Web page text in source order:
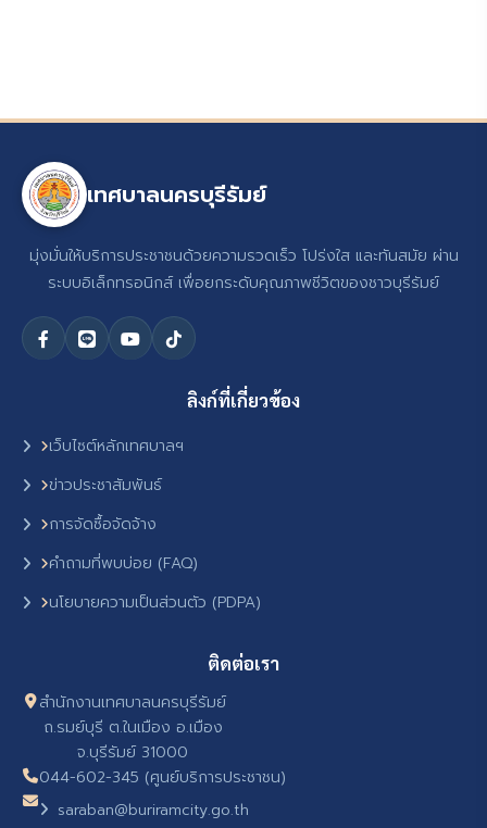
เทศบาลนครบุรีรัมย์
มุ่งมั่นให้บริการประชาชนด้วยความรวดเร็ว โปร่งใส และทันสมัย ผ่าน
ระบบอิเล็กทรอนิกส์ เพื่อยกระดับคุณภาพชีวิตของชาวบุรีรัมย์
ลิงก์ที่เกี่ยวข้อง
เว็บไซต์หลักเทศบาลฯ
ข่าวประชาสัมพันธ์
การจัดซื้อจัดจ้าง
คำถามที่พบบ่อย (FAQ)
นโยบายความเป็นส่วนตัว (PDPA)
ติดต่อเรา
สำนักงานเทศบาลนครบุรีรัมย์
ถ.รมย์บุรี ต.ในเมือง อ.เมือง
จ.บุรีรัมย์ 31000
044-602-345 (ศูนย์บริการประชาชน)
saraban@buriramcity.go.th